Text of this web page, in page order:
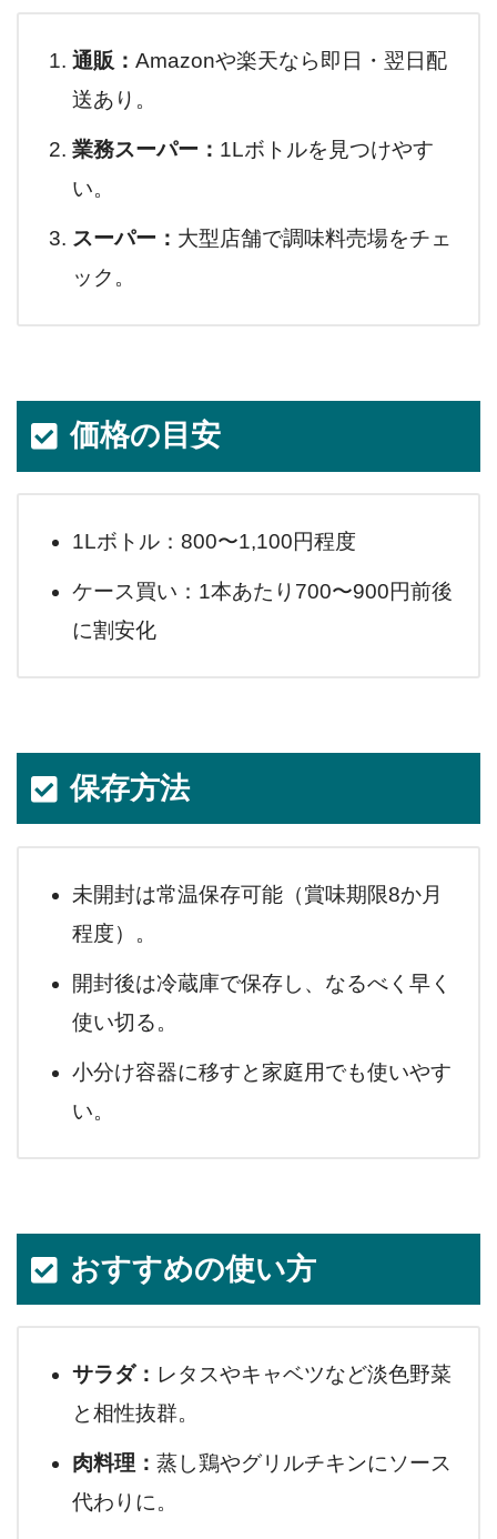
通販： Amazonや楽天なら即日・翌日配
送あり。
業務スーパー： 1Lボトルを見つけやす
い。
スーパー： 大型店舗で調味料売場をチェ
ック。
価格の目安
1Lボトル：800〜1,100円程度
ケース買い：1本あたり700〜900円前後
に割安化
保存方法
未開封は常温保存可能（賞味期限8か月
程度）。
開封後は冷蔵庫で保存し、なるべく早く
使い切る。
小分け容器に移すと家庭用でも使いやす
い。
おすすめの使い方
サラダ： レタスやキャベツなど淡色野菜
と相性抜群。
肉料理： 蒸し鶏やグリルチキンにソース
代わりに。